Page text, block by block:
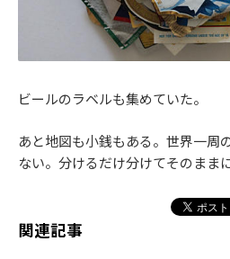
ビールのラベルも集めていた。
あと地図も小銭もある。世界一周
ない。分けるだけ分けてそのまま
関連記事